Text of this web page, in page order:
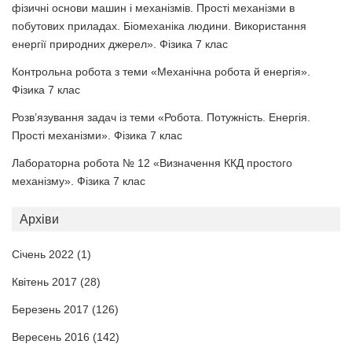
фізичні основи машин і механізмів. Прості механізми в
побутових приладах. Біомеханіка людини. Використання
енергії природних джерел». Фізика 7 клас
Контрольна робота з теми «Механічна робота й енергія».
Фізика 7 клас
Розв’язування задач із теми «Робота. Потужність. Енергія.
Прості механізми». Фізика 7 клас
Лабораторна робота № 12 «Визначення ККД простого
механізму». Фізика 7 клас
Архіви
Січень 2022 (1)
Квітень 2017 (28)
Березень 2017 (126)
Вересень 2016 (142)